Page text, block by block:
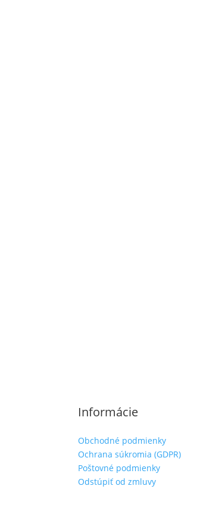
Informácie
Obchodné podmienky
Ochrana súkromia (GDPR)
Poštovné podmienky
Odstúpiť od zmluvy